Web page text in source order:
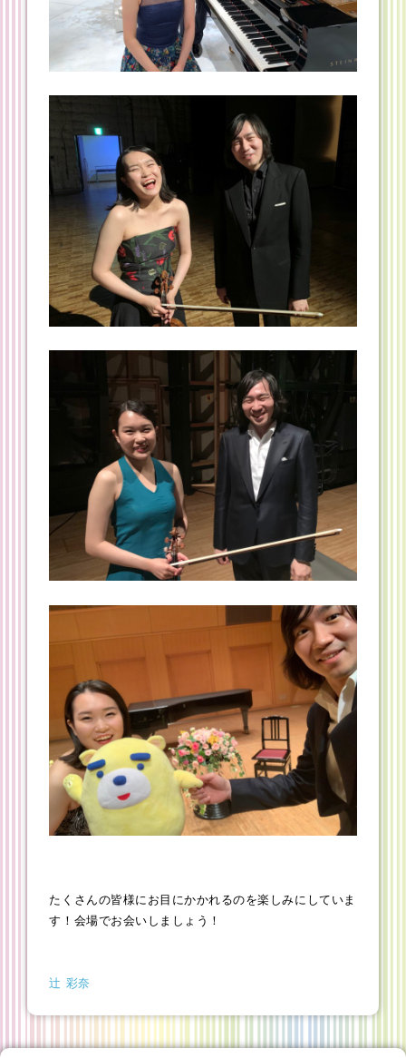
たくさんの皆様にお目にかかれるのを楽しみにしていま
す！会場でお会いしましょう！
辻 彩奈